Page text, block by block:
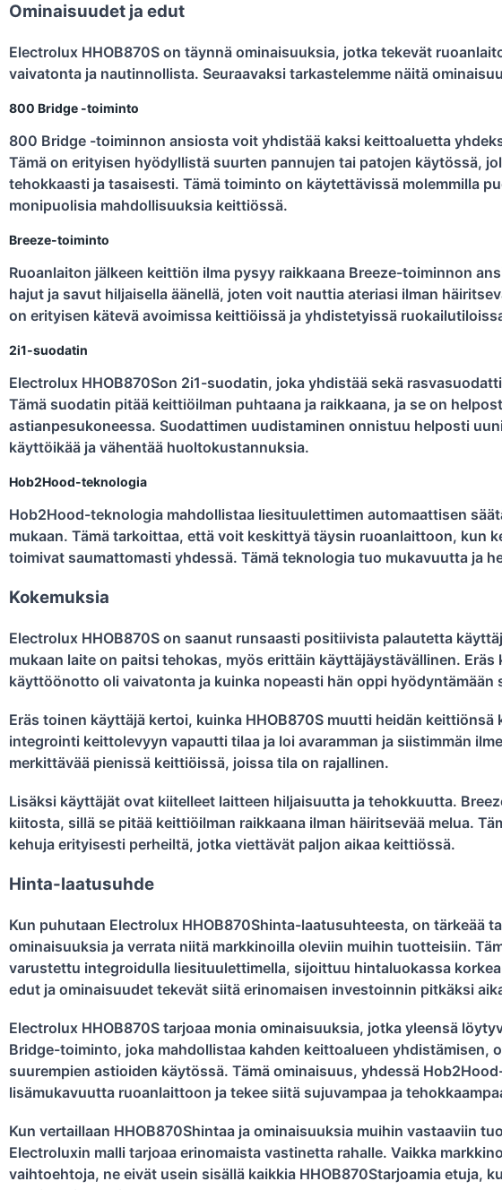
Ominaisuudet ja edut
Electrolux HHOB870S on täynnä ominaisuuksia, jotka tekevät
vaivatonta ja nautinnollista. Seuraavaksi tarkastelemme näitä
800 Bridge -toiminto
800 Bridge -toiminnon ansiosta voit yhdistää kaksi keittoaluetta
Tämä on erityisen hyödyllistä suurten pannujen tai patojen käytössä,
tehokkaasti ja tasaisesti. Tämä toiminto on käytettävissä molemmilla
monipuolisia mahdollisuuksia keittiössä.
Breeze-toiminto
Ruoanlaiton jälkeen keittiön ilma pysyy raikkaana Breeze-toiminnon
hajut ja savut hiljaisella äänellä, joten voit nauttia ateriasi ilman
on erityisen kätevä avoimissa keittiöissä ja yhdistetyissä
2i1-suodatin
Electrolux HHOB870Son 2i1-suodatin, joka yhdistää sekä
Tämä suodatin pitää keittiöilman puhtaana ja raikkaana, ja se on
astianpesukoneessa. Suodattimen uudistaminen onnistuu helposti
käyttöikää ja vähentää huoltokustannuksia.
Hob2Hood-teknologia
Hob2Hood-teknologia mahdollistaa liesituulettimen automaattisen
mukaan. Tämä tarkoittaa, että voit keskittyä täysin ruoanlaittoon, kun
toimivat saumattomasti yhdessä. Tämä teknologia tuo mukavuutta ja
Kokemuksia
Electrolux HHOB870S on saanut runsaasti positiivista palautetta
mukaan laite on paitsi tehokas, myös erittäin käyttäjäystävällinen.
käyttöönotto oli vaivatonta ja kuinka nopeasti hän oppi hyödyntämään
Eräs toinen käyttäjä kertoi, kuinka HHOB870S muutti heidän
integrointi keittolevyyn vapautti tilaa ja loi avaramman ja siistimmän
merkittävää pienissä keittiöissä, joissa tila on rajallinen.
Lisäksi käyttäjät ovat kiitelleet laitteen hiljaisuutta ja tehokkuutta.
kiitosta, sillä se pitää keittiöilman raikkaana ilman häiritsevää melua.
kehuja erityisesti perheiltä, jotka viettävät paljon aikaa keittiössä.
Hinta-laatusuhde
Kun puhutaan Electrolux HHOB870Shinta-laatusuhteesta, on tärkeää
ominaisuuksia ja verrata niitä markkinoilla oleviin muihin tuotteisiin.
varustettu integroidulla liesituulettimella, sijoittuu hintaluokassa
edut ja ominaisuudet tekevät siitä erinomaisen investoinnin pitkäksi
Electrolux HHOB870S tarjoaa monia ominaisuuksia, jotka yleensä
Bridge-toiminto, joka mahdollistaa kahden keittoalueen yhdistämisen,
suurempien astioiden käytössä. Tämä ominaisuus, yhdessä
lisämukavuutta ruoanlaittoon ja tekee siitä sujuvampaa ja
Kun vertaillaan HHOB870Shintaa ja ominaisuuksia muihin vastaaviin
Electroluxin malli tarjoaa erinomaista vastinetta rahalle. Vaikka
vaihtoehtoja, ne eivät usein sisällä kaikkia HHOB870Starjoamia etuja,